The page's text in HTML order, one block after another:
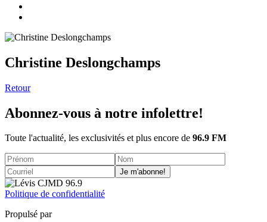
Christine Deslongchamps
Retour
Abonnez-vous à notre infolettre!
Toute l'actualité, les exclusivités et plus encore de 96.9 FM
Je m'abonne!
Politique de confidentialité
Propulsé par